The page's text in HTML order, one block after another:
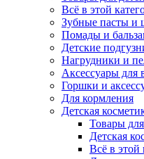
Всё в этой
Зубные пасты и
Помады и
Детские
Нагрудники и
Аксессуары для
Горшки и
Для кормления
Детская
Товары
Детская
Всё в этой